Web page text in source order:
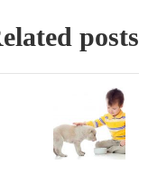
posts